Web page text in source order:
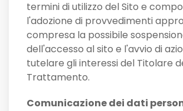
termini di utilizzo del Sito e
l'adozione di provvedimenti
compresa la possibile
dell'accesso al sito e l'avvio di
tutelare gli interessi del Titolare
Trattamento.
Comunicazione dei dati